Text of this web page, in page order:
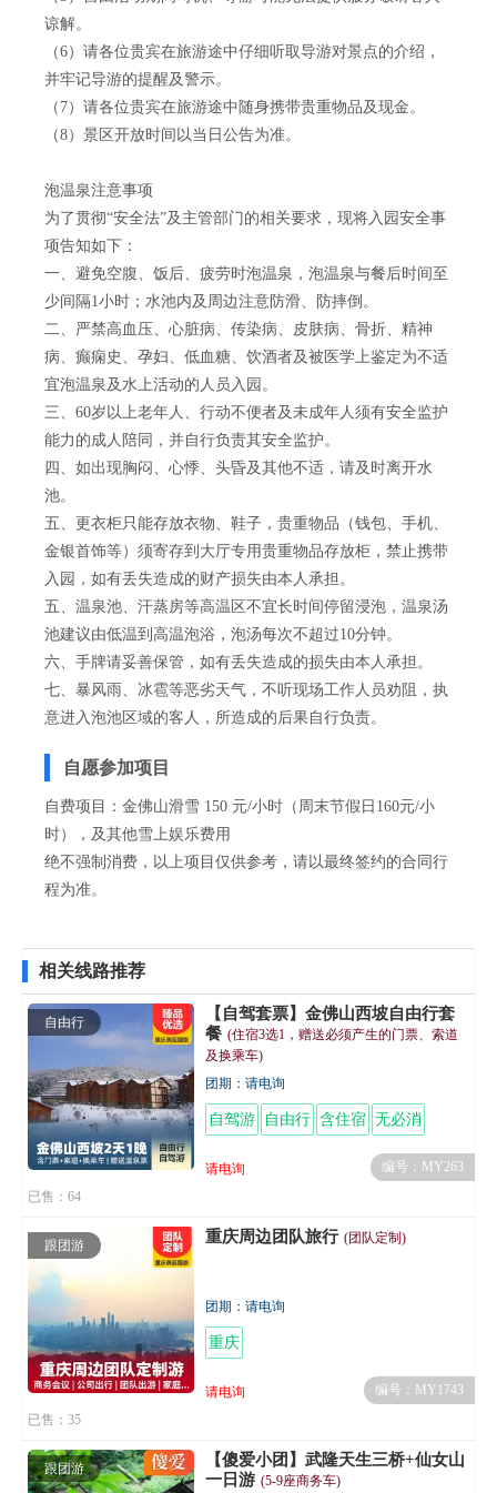
谅解。
（6）请各位贵宾在旅游途中仔细听取导游对景点的介绍，
并牢记导游的提醒及警示。
（7）请各位贵宾在旅游途中随身携带贵重物品及现金。
（8）景区开放时间以当日公告为准。
泡温泉注意事项
为了贯彻“安全法”及主管部门的相关要求，现将入园安全事
项告知如下：
一、避免空腹、饭后、疲劳时泡温泉，泡温泉与餐后时间至
少间隔1小时；水池内及周边注意防滑、防摔倒。
二、严禁高血压、心脏病、传染病、皮肤病、骨折、精神
病、癫痫史、孕妇、低血糖、饮酒者及被医学上鉴定为不适
宜泡温泉及水上活动的人员入园。
三、60岁以上老年人、行动不便者及未成年人须有安全监护
能力的成人陪同，并自行负责其安全监护。
四、如出现胸闷、心悸、头昏及其他不适，请及时离开水
池。
五、更衣柜只能存放衣物、鞋子，贵重物品（钱包、手机、
金银首饰等）须寄存到大厅专用贵重物品存放柜，禁止携带
入园，如有丢失造成的财产损失由本人承担。
五、温泉池、汗蒸房等高温区不宜长时间停留浸泡，温泉汤
池建议由低温到高温泡浴，泡汤每次不超过10分钟。
六、手牌请妥善保管，如有丢失造成的损失由本人承担。
七、暴风雨、冰雹等恶劣天气，不听现场工作人员劝阻，执
意进入泡池区域的客人，所造成的后果自行负责。
自愿参加项目
自费项目：金佛山滑雪 150 元/小时（周末节假日160元/小
时），及其他雪上娱乐费用
绝不强制消费，以上项目仅供参考，请以最终签约的合同行
程为准。
相关线路推荐
自由行
【自驾套票】金佛山西坡自由行套
餐 (住宿3选1，赠送必须产生的门票、索道
及换乘车)
团期：请电询
自驾游 自由行 含住宿 无必消
请电询
编号：MY263
已售：64
跟团游 重庆周边团队旅行 (团队定制)
团期：请电询
重庆
请电询
编号：MY1743
已售：35
跟团游
【傻爱小团】武隆天生三桥+仙女山
一日游 (5-9座商务车)